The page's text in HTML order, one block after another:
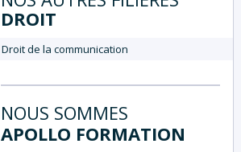
DROIT
Droit de la communication
NOUS SOMMES
APOLLO FORMATION